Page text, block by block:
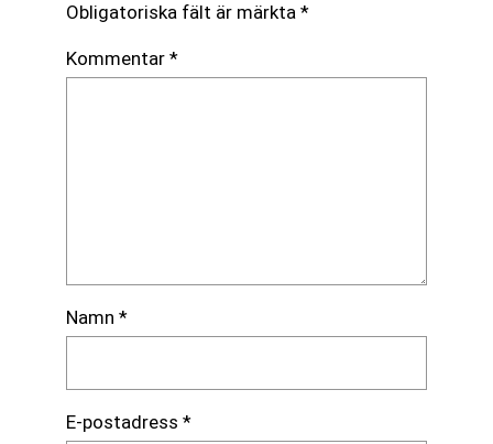
Obligatoriska fält är märkta *
Kommentar *
Namn *
E-postadress *